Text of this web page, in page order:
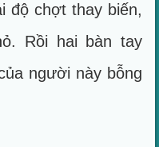
độ chợt thay biến,
Rồi hai bàn tay
người này bỗng